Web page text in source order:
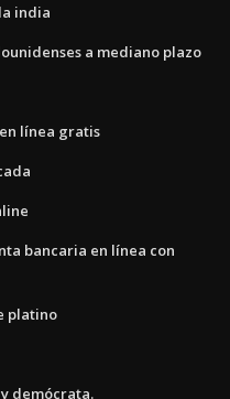
india
a mediano plazo
línea gratis
bancaria en línea con
platino
demócrata.